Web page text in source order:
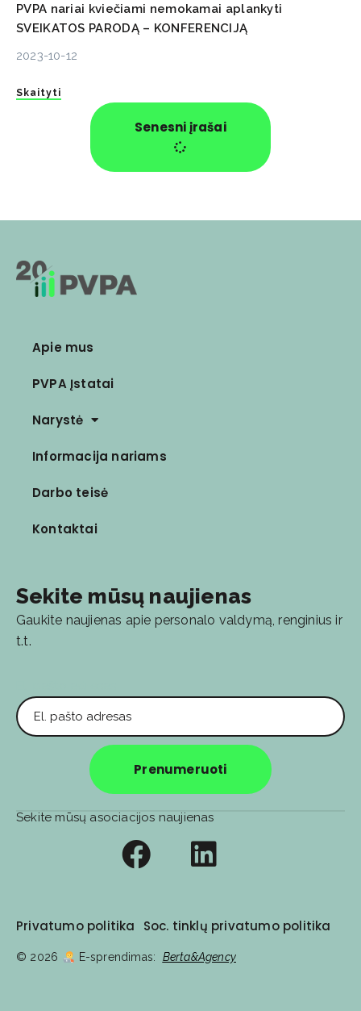
PVPA nariai kviečiami nemokamai aplankyti
SVEIKATOS PARODĄ – KONFERENCIJĄ
2023-10-12
Skaityti
Senesni įrašai
Apie mus
PVPA Įstatai
Narystė
Informacija nariams
Darbo teisė
Kontaktai
Sekite mūsų naujienas
Gaukite naujienas apie personalo valdymą, renginius ir
t.t.
Prenumeruoti
Privatumo politika Soc. tinklų privatumo politika
© 2026 E-sprendimas: Berta&Agency
Sekite mūsų asociacijos naujienas